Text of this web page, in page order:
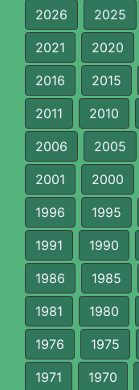
2026 2025
2021 2020
2016 2015
2011 2010
2006 2005
2001 2000
1996 1995
1991 1990
1986 1985
1981 1980
1976 1975
1971 1970